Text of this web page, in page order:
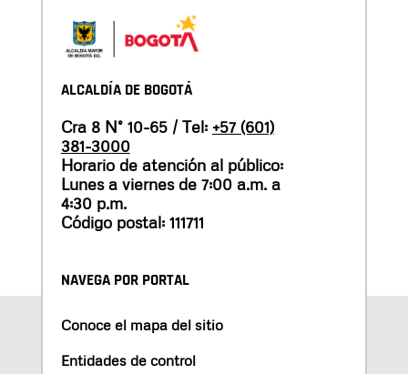
ALCALDÍA DE BOGOTÁ
Cra 8 N° 10-65 / Tel: +57 (601)
381-3000
Horario de atención al público:
Lunes a viernes de 7:00 a.m. a
4:30 p.m.
Código postal: 111711
NAVEGA POR PORTAL
Conoce el mapa del sitio
Entidades de control